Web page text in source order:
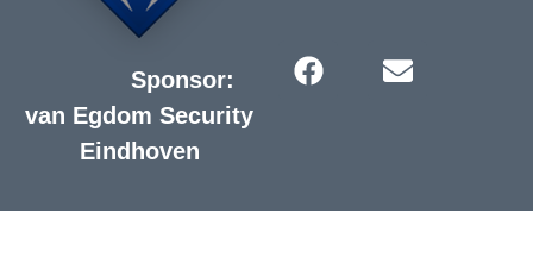
Sponsor:
van Egdom Security
Eindhoven